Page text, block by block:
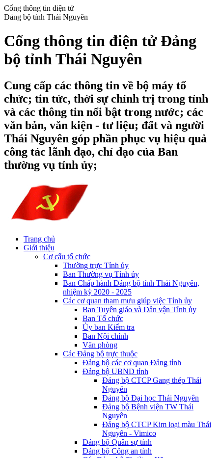
Cổng thông tin điện tử
Đảng bộ tỉnh Thái Nguyên
Cổng thông tin điện tử Đảng
bộ tỉnh Thái Nguyên
Cung cấp các thông tin về bộ máy tổ
chức; tin tức, thời sự chính trị trong tỉnh
và các thông tin nổi bật trong nước; các
văn bản, văn kiện - tư liệu; đất và người
Thái Nguyên góp phần phục vụ hiệu quả
công tác lãnh đạo, chỉ đạo của Ban
thường vụ tỉnh ủy;
Trang chủ
Giới thiệu
Cơ cấu tổ chức
Thường trực Tỉnh ủy
Ban Thường vụ Tỉnh ủy
Ban Chấp hành Đảng bộ tỉnh Thái Nguyên,
nhiệm kỳ 2020 - 2025
Các cơ quan tham mưu giúp việc Tỉnh ủy
Ban Tuyên giáo và Dân vận Tỉnh ủy
Ban Tổ chức
Ủy ban Kiểm tra
Ban Nội chính
Văn phòng
Các Đảng bộ trực thuộc
Đảng bộ các cơ quan Đảng tỉnh
Đảng bộ UBND tỉnh
Đảng bộ CTCP Gang thép Thái
Nguyên
Đảng bộ Đại học Thái Nguyên
Đảng bộ Bệnh viện TW Thái
Nguyên
Đảng bộ CTCP Kim loại màu Thái
Nguyên - Vimico
Đảng bộ Quân sự tỉnh
Đảng bộ Công an tỉnh